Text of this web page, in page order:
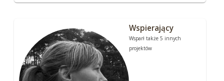
Wspierający
Wsparł także 5 innych
projektów